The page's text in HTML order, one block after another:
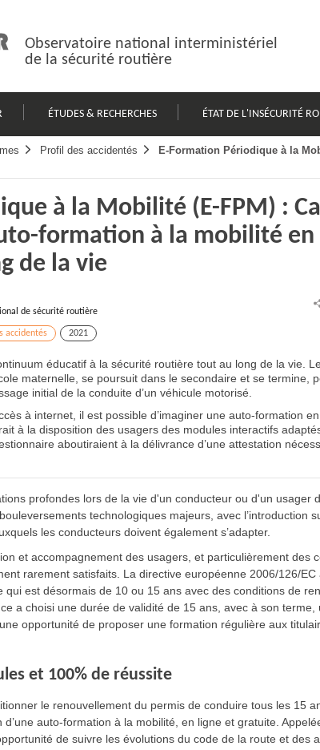
Observatoire national interministériel
de la sécurité routière
ÉTUDES & RECHERCHES ÉTAT DE L'INSÉCURITÉ
Profil des accidentés
E-Formation Périodique à la
à la Mobilité (E-FPM) :
formation à la mobilité en
de la vie
de sécurité routière
accidentés 2021
éducatif à la sécurité routière tout au long de la vie.
maternelle, se poursuit dans le secondaire et se termine,
initial de la conduite d’un véhicule motorisé.
à internet, il est possible d’imaginer une auto-formation
à la disposition des usagers des modules interactifs
aboutiraient à la délivrance d’une attestation
profondes lors de la vie d'un conducteur ou d'un usager
technologiques majeurs, avec l’introduction
les conducteurs doivent également s’adapter.
et accompagnement des usagers, et particulièrement des
rarement satisfaits. La directive européenne 2006/126/EC
est désormais de 10 ou 15 ans avec des conditions de
a choisi une durée de validité de 15 ans, avec à son terme,
opportunité de proposer une formation régulière aux
et 100% de réussite
le renouvellement du permis de conduire tous les 15
auto-formation à la mobilité, en ligne et gratuite.
de suivre les évolutions du code de la route et des